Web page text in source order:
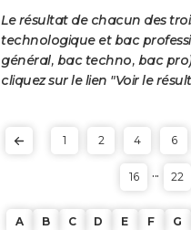
Le résultat de chacun des
technologique et bac
général, bac techno, bac
cliquez sur le lien "Voir le
1 2 4 6
16 ... 22
A B C D E F G